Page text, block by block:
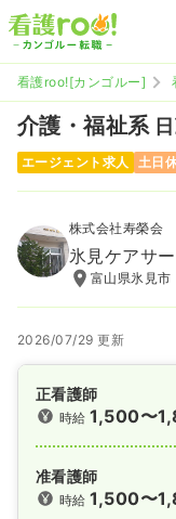
看護roo![カンゴルー]
介護・福祉系
エージェント求人 土日
株式会社寿榮会
氷見ケアサ
富山県氷見市
2026/07/29 更新
正看護師
時給1,500〜
准看護師
時給1,500〜